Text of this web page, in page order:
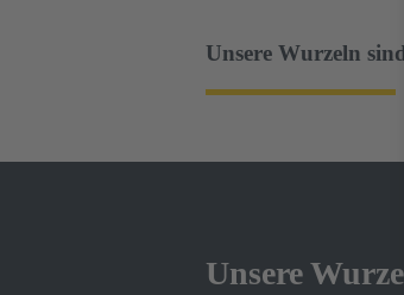
Unsere Wurzeln
Unsere